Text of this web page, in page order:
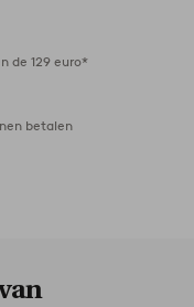
de 129 euro*
betalen